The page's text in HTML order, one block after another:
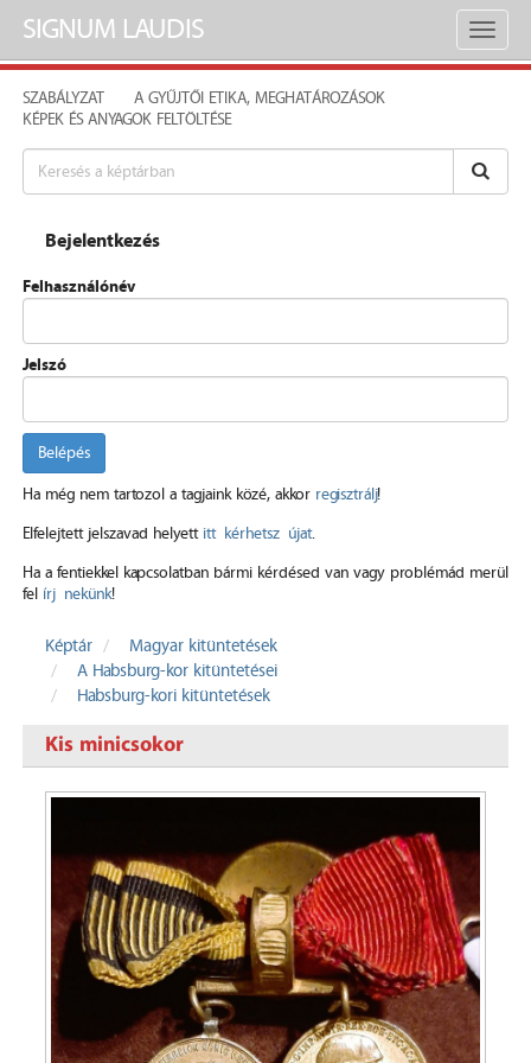
Toggle
SIGNUM LAUDIS
SZABÁLYZAT
A GYŰJTŐI ETIKA, MEGHATÁROZÁSOK
KÉPEK ÉS ANYAGOK FELTÖLTÉSE
Bejelentkezés
Felhasználónév
Jelszó
Belépés
Ha még nem tartozol a tagjaink közé, akkor regisztrálj!
Elfelejtett jelszavad helyett itt kérhetsz újat.
Ha a fentiekkel kapcsolatban bármi kérdésed van vagy problémád merül
fel írj nekünk!
Képtár
Magyar kitüntetések
A Habsburg-kor kitüntetései
Habsburg-kori kitüntetések
Kis minicsokor